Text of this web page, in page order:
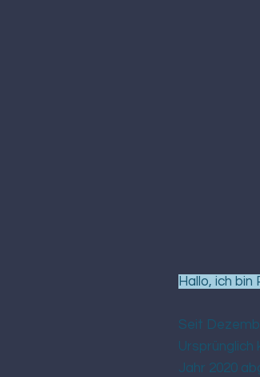
Hallo, ich bin
Seit
Ursprünglich
Jahr 2020